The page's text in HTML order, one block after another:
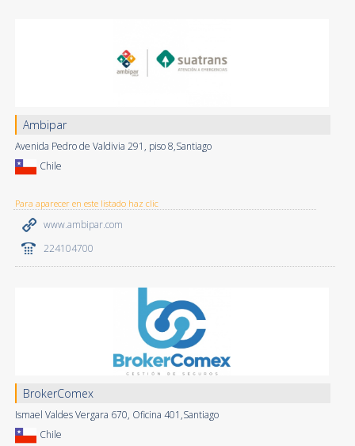
Ambipar
Avenida Pedro de Valdivia 291, piso 8,Santiago
Chile
Para aparecer en este listado haz clic
www.ambipar.com
224104700
BrokerComex
Ismael Valdes Vergara 670, Oficina 401,Santiago
Chile